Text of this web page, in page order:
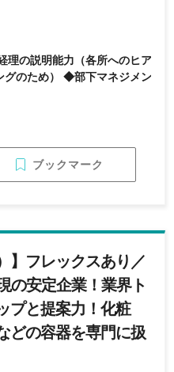
理の説明能力（各所へのヒア
グのため） ◆部下マネジメン
ブックマーク
】フレックスあり／
の安定企業！業界ト
プと提案力！化粧
どの容器を専門に扱